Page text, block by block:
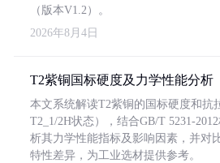
（版本V1.2）。
2026年8月4日
T2紫铜国标硬度及力学性能分析
本文系统解读T2紫铜的国标硬度和抗
T2_1/2H状态），结合GB/T 5231-
析其力学性能指标及影响因素，并对
特性差异，为工业选材提供参考。